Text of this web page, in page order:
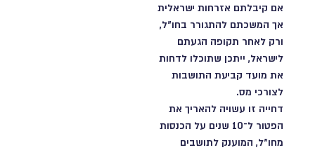
אם קיבלתם אזרחות ישראלית
אך המשכתם להתגורר בחו"ל,
ורק לאחר תקופה הגעתם
לישראל, ייתכן שתוכלו לדחות
את מועד קביעת התושבות
לצורכי מס.
דחייה זו עשויה להאריך את
הפטור ל־10 שנים על הכנסות
מחו"ל, המוענק לתושבים